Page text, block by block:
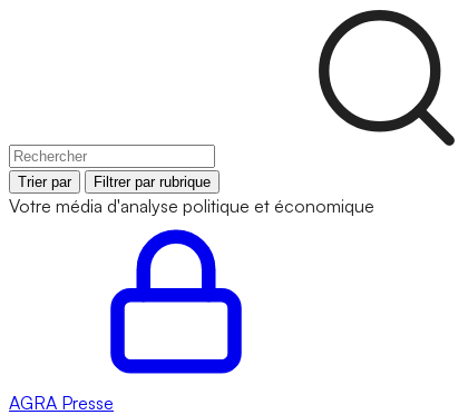
Trier par Filtrer par rubrique
Votre média d'analyse politique et économique
AGRA Presse